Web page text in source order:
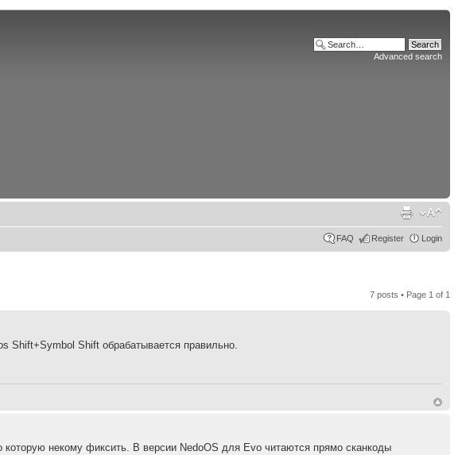
Advanced search
FAQ Register Login
7 posts • Page 1 of 1
Shift+Symbol Shift обрабатывается правильно.
некому фиксить. В версии NedoOS для Evo читаются прямо сканкоды